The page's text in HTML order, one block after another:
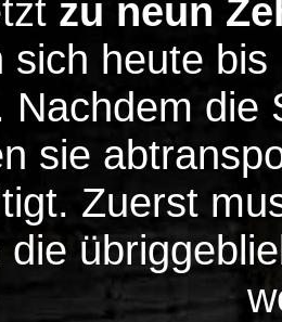
zu neun
sich heute
Nachdem die
sie
Zuerst
die